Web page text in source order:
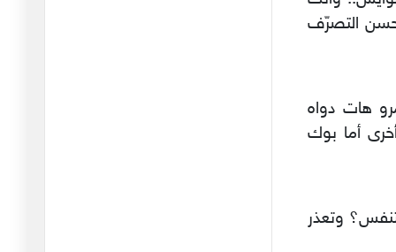
حسن التصرّف
هات دواه
أما بوك
وتعذر